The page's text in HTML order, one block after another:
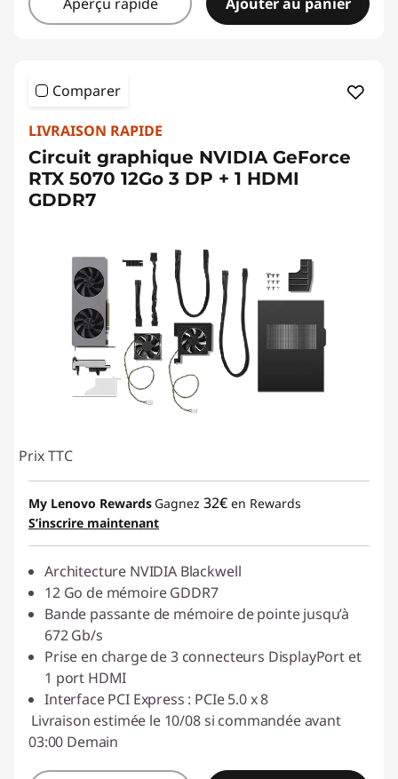
Comparer
LIVRAISON RAPIDE
Circuit graphique NVIDIA GeForce
RTX 5070 12Go 3 DP + 1 HDMI
GDDR7
Prix TTC
My Lenovo Rewards Gagnez 32€ en Rewards
S’inscrire maintenant
Architecture NVIDIA Blackwell
12 Go de mémoire GDDR7
Bande passante de mémoire de pointe jusqu’à
672 Gb/s
Prise en charge de 3 connecteurs DisplayPort et
1 port HDMI
Interface PCI Express : PCIe 5.0 x 8
Livraison estimée le 10/08 si commandée avant
03:00 Demain